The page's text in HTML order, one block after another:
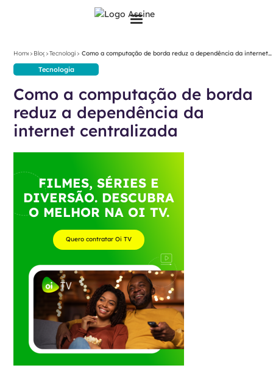
Home> Blog>Tecnologia> Como a computação de borda reduz a dependência da internet
centralizada
Tecnologia
Como a computação de borda
reduz a dependência da
internet centralizada
FILMES, SÉRIES E
DIVERSÃO. DESCUBRA
O MELHOR NA OI TV.
Quero contratar Oi TV